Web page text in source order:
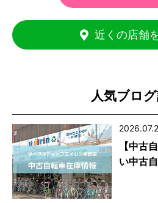
近くの店舗
人気ブロ
【中古
い中古